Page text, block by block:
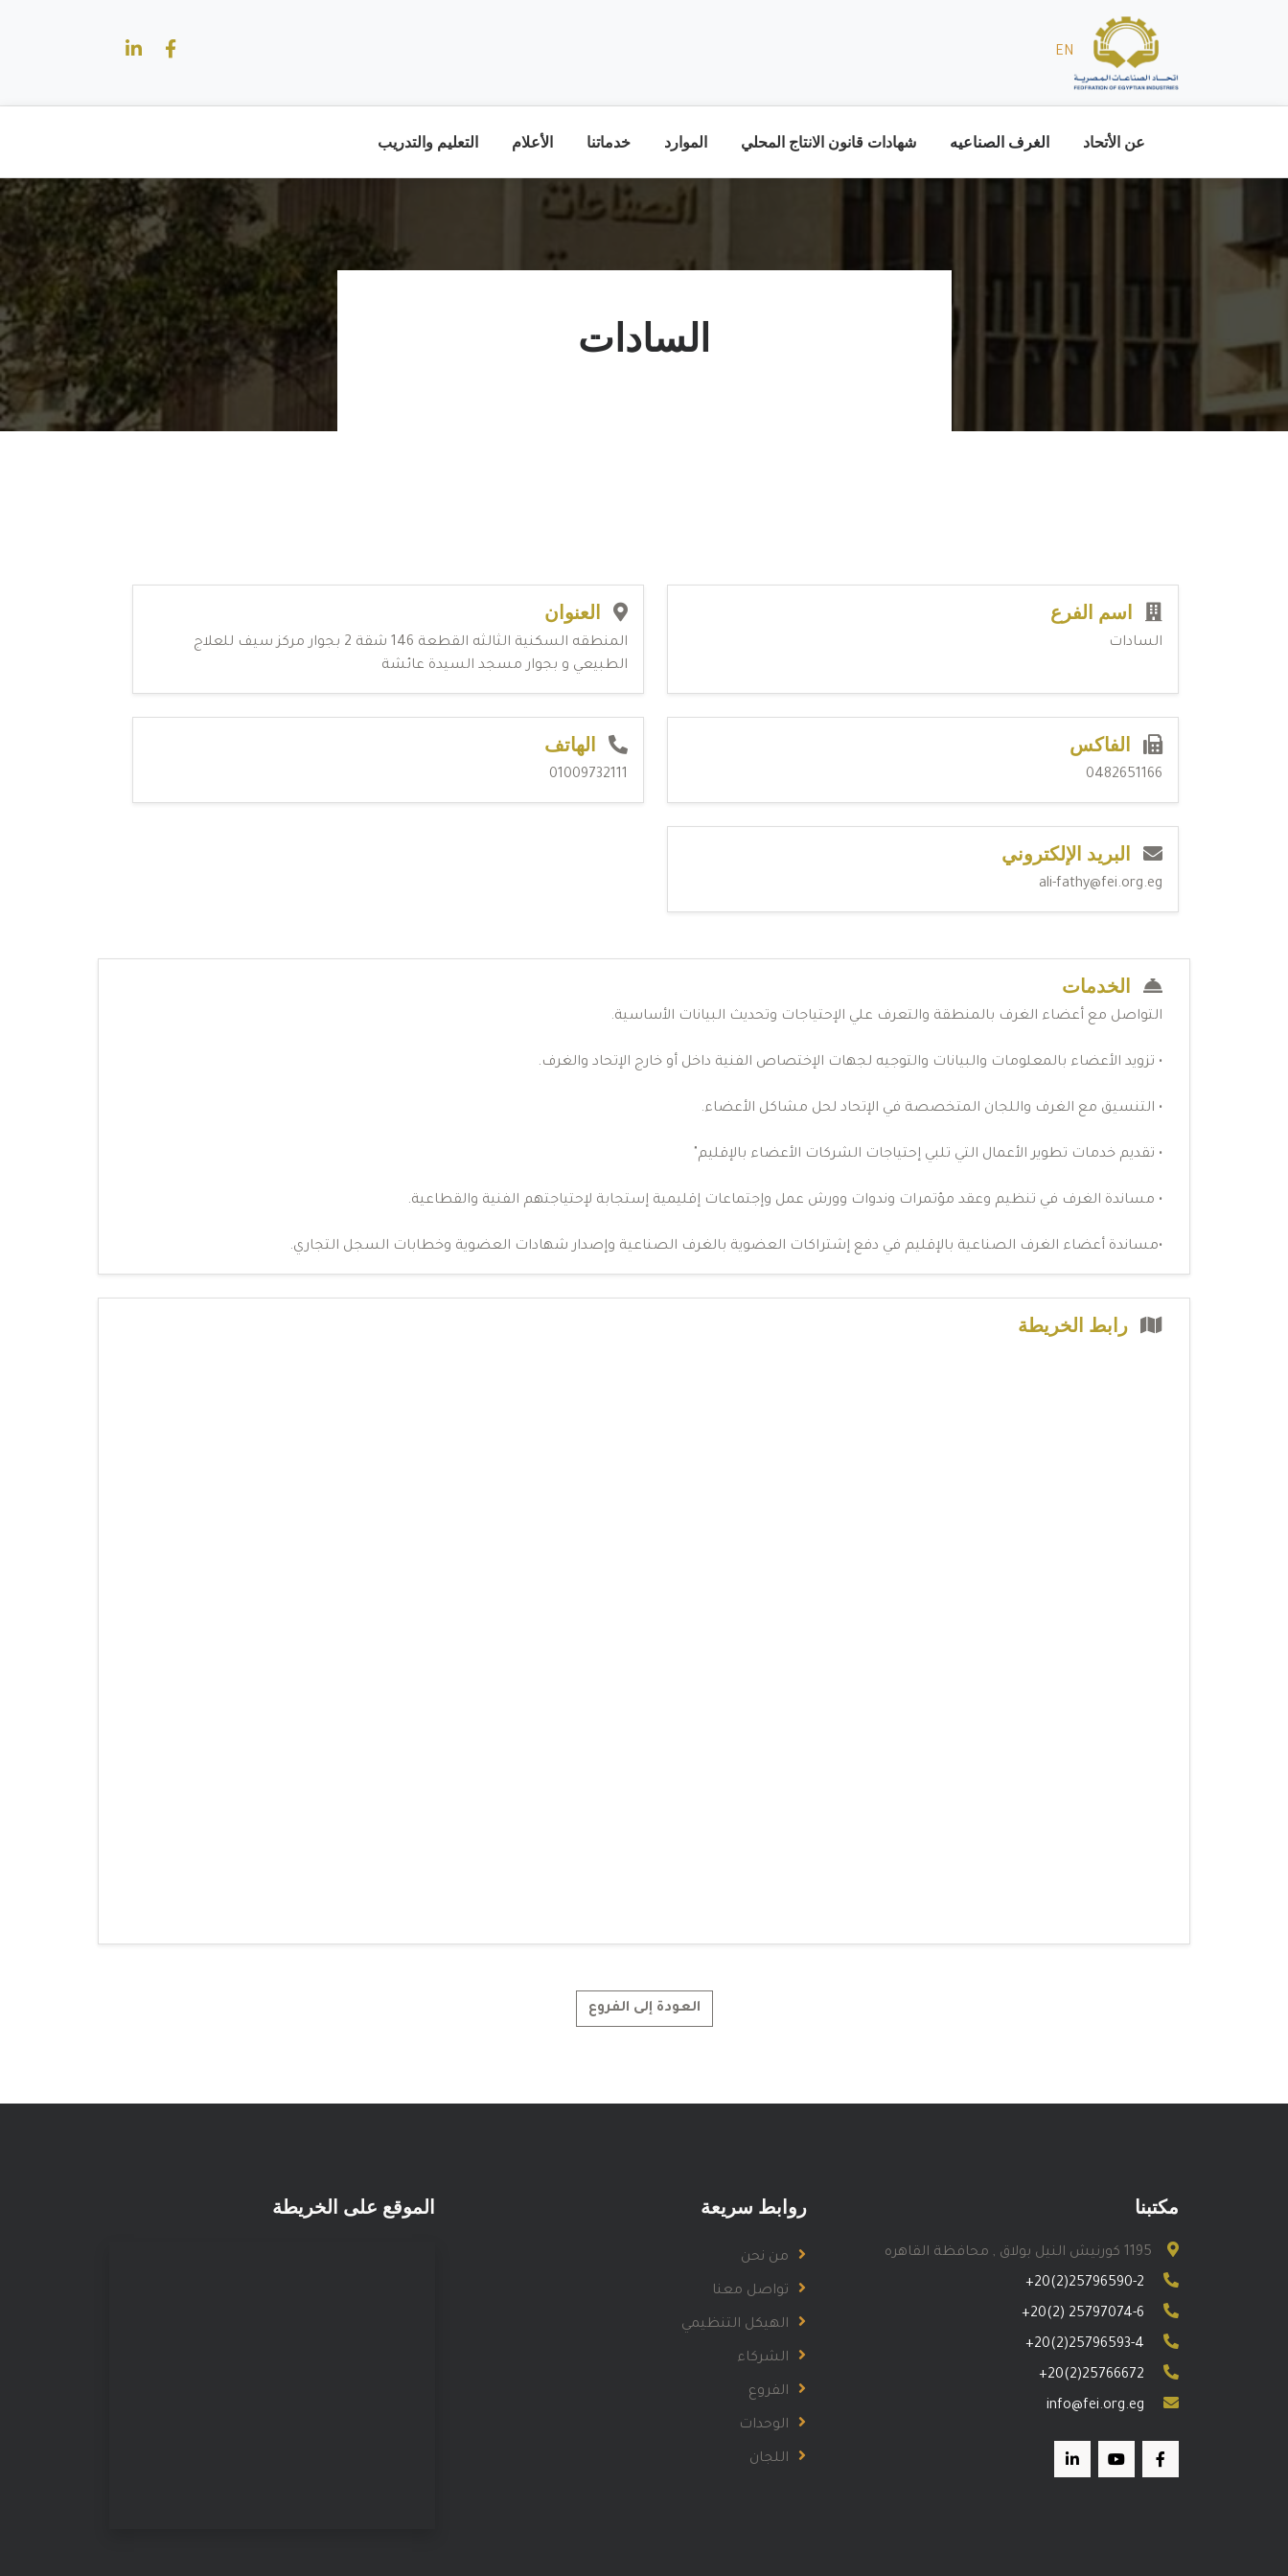
EN
عن الأتحاد الغرف الصناعيه شهادات قانون الانتاج المحلي الموارد خدماتنا الأعلام التعليم والتدريب
السادات
اسم الفرع
السادات
العنوان
المنطقه السكنية الثالثه القطعة 146 شقة 2 بجوار مركز سيف للعلاج
الطبيعي و بجوار مسجد السيدة عائشة
الفاكس
0482651166
الهاتف
01009732111
البريد الإلكتروني
ali-fathy@fei.org.eg
الخدمات
التواصل مع أعضاء الغرف بالمنطقة والتعرف علي الإحتياجات وتحديث البيانات الأساسية.
• تزويد الأعضاء بالمعلومات والبيانات والتوجيه لجهات الإختصاص الفنية داخل أو خارج الإتحاد والغرف.
• التنسيق مع الغرف واللجان المتخصصة في الإتحاد لحل مشاكل الأعضاء.
• تقديم خدمات تطوير الأعمال التي تلبي إحتياجات الشركات الأعضاء بالإقليم"
• مساندة الغرف في تنظيم وعقد مؤتمرات وندوات وورش عمل وإجتماعات إقليمية إستجابة لإحتياجتهم الفنية والقطاعية.
•مساندة أعضاء الغرف الصناعية بالإقليم في دفع إشتراكات العضوية بالغرف الصناعية وإصدار شهادات العضوية وخطابات السجل التجاري.
رابط الخريطة
العودة إلى الفروع
مكتبنا
1195 كورنيش النيل بولاق , محافظة القاهره
+20(2)25796590-2
+20(2) 25797074-6
+20(2)25796593-4
+20(2)25766672
info@fei.org.eg
روابط سريعة
من نحن
تواصل معنا
الهيكل التنظيمي
الشركاء
الفروع
الوحدات
اللجان
الموقع على الخريطة